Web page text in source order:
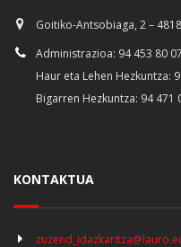
Goitiko-Antsobiaga, 2 –
Administrazioa: 94 453 80 07
Haur eta Lehen Hezkuntza:
Bigarren Hezkuntza: 94 471
KONTAKTUA